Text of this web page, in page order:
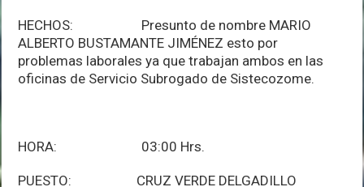
HECHOS: Presunto de nombre MARIO
ALBERTO BUSTAMANTE JIMÉNEZ esto por
problemas laborales ya que trabajan ambos en las
oficinas de Servicio Subrogado de Sistecozome.
HORA: 03:00 Hrs.
PUESTO: CRUZ VERDE DELGADILLO